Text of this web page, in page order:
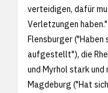
verteidigen, dafür
Verletzungen
Flensburger
aufgestellt"), die
und Myrhol stark
Magdeburg ("Hat